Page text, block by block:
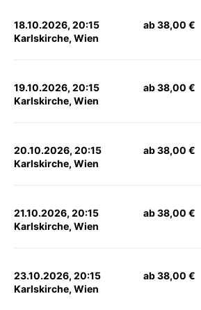
18.10.2026, 20:15
Karlskirche, Wien
ab 38,00 €
19.10.2026, 20:15
Karlskirche, Wien
ab 38,00 €
20.10.2026, 20:15
Karlskirche, Wien
ab 38,00 €
21.10.2026, 20:15
Karlskirche, Wien
ab 38,00 €
23.10.2026, 20:15
Karlskirche, Wien
ab 38,00 €